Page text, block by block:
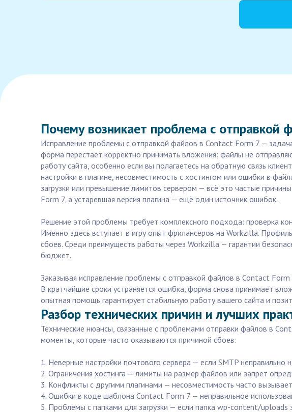
Почему возникает проблема с отправкой
Исправление проблемы с отправкой файлов в Contact Form 7 —
форма перестаёт корректно принимать вложения: файлы не
работу сайта, особенно если вы полагаетесь на обратную связь
настройки в плагине, несовместимость с хостингом или ошибки в
загрузки или превышение лимитов сервером — всё это частые
Form 7, а устаревшая версия плагина — ещё один источник ошибок.
Решение этой проблемы требует комплексного подхода: проверка
Именно здесь вступает в игру опыт фрилансеров на Workzilla.
сбоев. Среди преимуществ работы через Workzilla — гарантии
бюджет.
Заказывая исправление проблемы с отправкой файлов в Contact
В кратчайшие сроки устраняется ошибка, форма снова принимает
опытная помощь гарантирует стабильную работу вашего сайта и
Разбор технических причин и лучших
Технические нюансы, связанные с проблемами отправки файлов в
моменты, которые часто оказываются причиной сбоев:
1. Неверные настройки почтового сервера — если SMTP неправильно
2. Ограничения хостинга — лимиты на размер файлов или запрет
3. Конфликты с другими плагинами — несовместимость часто
4. Ошибки в коде шаблона Contact Form 7 — неправильное
5. Проблемы с папками для загрузки — если папка wp-content/uploads